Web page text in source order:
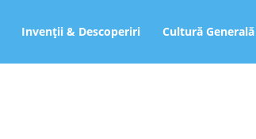
Invenții & Descoperiri Cultură Generală